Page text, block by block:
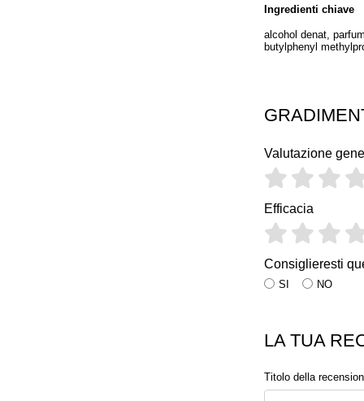
Ingredienti chiave
alcohol denat,
butylphenyl
Valutazione
Efficacia
Consiglieresti
SI NO
LA TUA
Titolo della